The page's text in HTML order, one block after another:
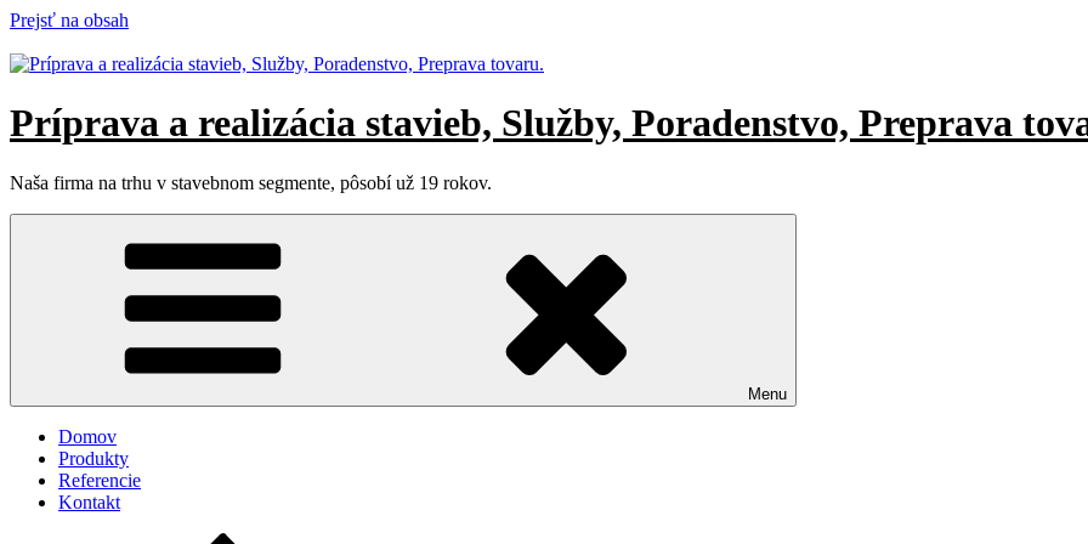
Prejsť na obsah
Príprava a realizácia stavieb, Služby, Poradenstvo, Preprava
Naša firma na trhu v stavebnom segmente, pôsobí už 19 rokov.
Menu
Domov
Produkty
Referencie
Kontakt